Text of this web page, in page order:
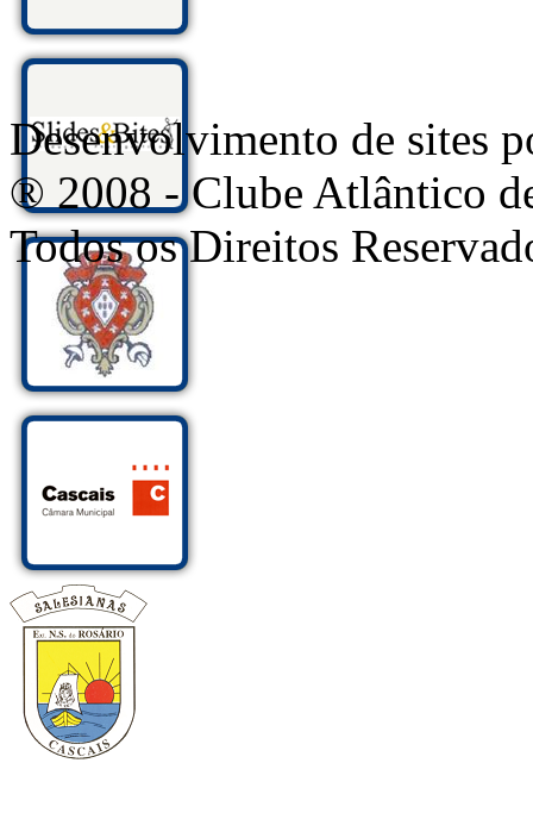
Desenvolvimento de sites
® 2008 - Clube Atlântico
Todos os Direitos